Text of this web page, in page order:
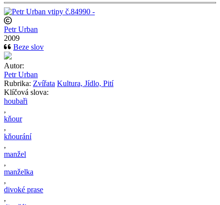
Petr Urban
2009
Beze slov
Autor:
Petr Urban
Rubrika: Zvířata Kultura, Jídlo, Pití
Klíčová slova:
houbaři
,
kňour
,
kňourání
,
manžel
,
manželka
,
divoké prase
,